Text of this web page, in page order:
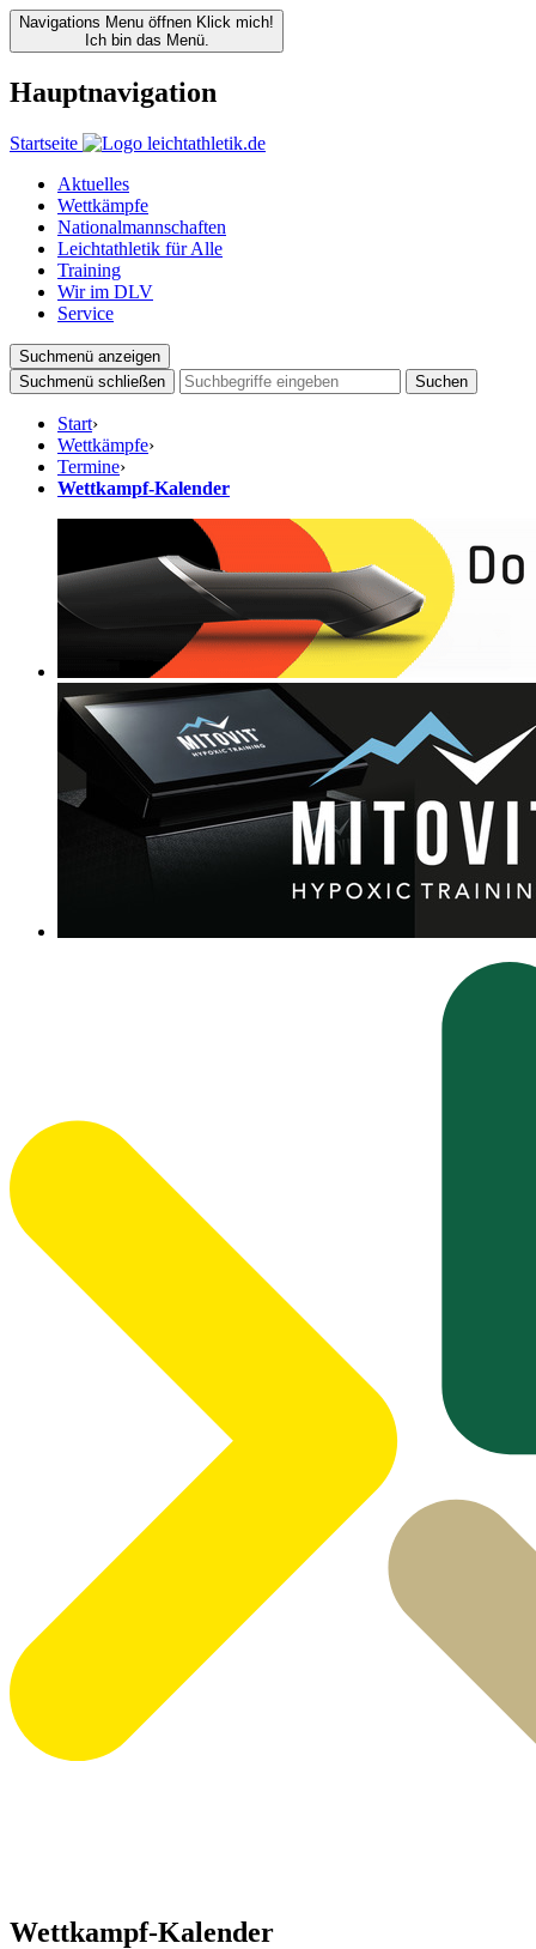
Navigations Menu öffnen Klick mich!
Ich bin das Menü.
Hauptnavigation
Startseite
Aktuelles
Wettkämpfe
Nationalmannschaften
Leichtathletik für Alle
Training
Wir im DLV
Service
Suchmenü anzeigen
Suchmenü schließen
Suchen
Start›
Wettkämpfe›
Termine›
Wettkampf-Kalender
Wettkampf-Kalender